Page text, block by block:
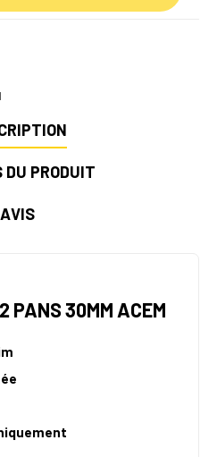
PRODUIT
AVIS
PANS 30MM ACEM